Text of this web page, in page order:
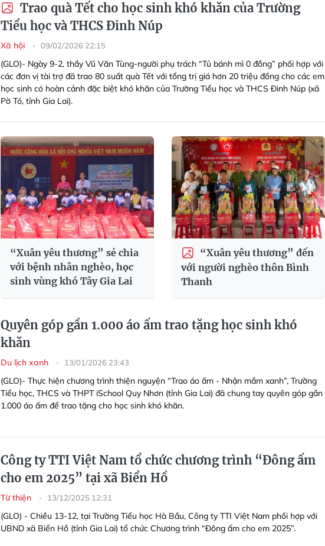
Trao quà Tết cho học sinh khó khăn của Trường
Tiểu học và THCS Đinh Núp
Xã hội 09/02/2026 22:15
(GLO)- Ngày 9-2, thầy Vũ Văn Tùng-người phụ trách “Tủ bánh mì 0 đồng” phối hợp với
các đơn vị tài trợ đã trao 80 suất quà Tết với tổng trị giá hơn 20 triệu đồng cho các em
học sinh có hoàn cảnh đặc biệt khó khăn của Trường Tiểu học và THCS Đinh Núp (xã
Pờ Tó, tỉnh Gia Lai).
“Xuân yêu thương” sẻ chia
với bệnh nhân nghèo, học
sinh vùng khó Tây Gia Lai
“Xuân yêu thương” đến
với người nghèo thôn Bình
Thanh
Quyên góp gần 1.000 áo ấm trao tặng học sinh khó
khăn
Du lịch xanh 13/01/2026 23:43
(GLO)- Thực hiện chương trình thiện nguyện “Trao áo ấm - Nhận mầm xanh”, Trường
Tiểu học, THCS và THPT iSchool Quy Nhơn (tỉnh Gia Lai) đã chung tay quyên góp gần
1.000 áo ấm để trao tặng cho học sinh khó khăn.
Công ty TTI Việt Nam tổ chức chương trình “Đông ấm
cho em 2025” tại xã Biển Hồ
Từ thiện 13/12/2025 12:31
(GLO) - Chiều 13-12, tại Trường Tiểu học Hà Bầu, Công ty TTI Việt Nam phối hợp với
UBND xã Biển Hồ (tỉnh Gia Lai) tổ chức Chương trình “Đông ấm cho em 2025”.